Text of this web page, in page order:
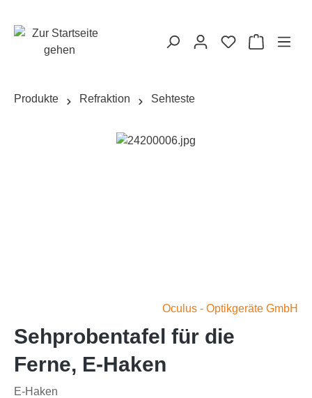
Produkte Refraktion Sehteste
Bildergalerie überspringen
Oculus - Optikgeräte GmbH
Sehprobentafel für die
Ferne, E-Haken
E-Haken